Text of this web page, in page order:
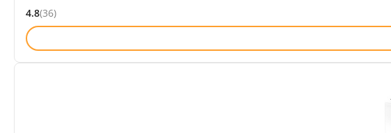
Hodnocení: 4.8 z 5 (36 recenzí)
4.8(36)